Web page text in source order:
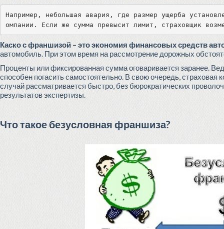
Например, небольшая авария, где размер ущерба
омпании. Если же сумма превысит лимит, страховщик
Каско с франшизой – это экономия финансовых средств
автомобиль. При этом время на рассмотрение дорожных
Проценты или фиксированная сумма оговаривается заранее.
способен погасить самостоятельно. В свою очередь,
случай рассматривается быстро, без бюрократических
результатов экспертизы.
Что такое безусловная франшиза?